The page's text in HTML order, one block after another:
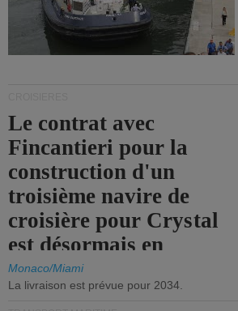
Le contrat avec
Fincantieri pour la
construction d'un
troisième navire de
croisière pour Crystal
est désormais en
vigueur.
Monaco/Miami
La livraison est prévue pour 2034.